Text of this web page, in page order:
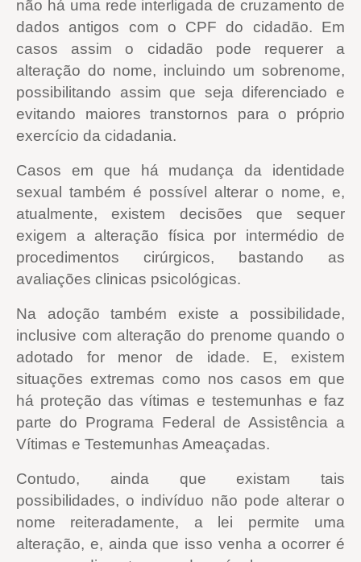
não há uma rede interligada de cruzamento de
dados antigos com o CPF do cidadão. Em
casos assim o cidadão pode requerer a
alteração do nome, incluindo um sobrenome,
possibilitando assim que seja diferenciado e
evitando maiores transtornos para o próprio
exercício da cidadania.
Casos em que há mudança da identidade
sexual também é possível alterar o nome, e,
atualmente, existem decisões que sequer
exigem a alteração física por intermédio de
procedimentos cirúrgicos, bastando as
avaliações clinicas psicológicas.
Na adoção também existe a possibilidade,
inclusive com alteração do prenome quando o
adotado for menor de idade. E, existem
situações extremas como nos casos em que
há proteção das vítimas e testemunhas e faz
parte do Programa Federal de Assistência a
Vítimas e Testemunhas Ameaçadas.
Contudo, ainda que existam tais
possibilidades, o indivíduo não pode alterar o
nome reiteradamente, a lei permite uma
alteração, e, ainda que isso venha a ocorrer é